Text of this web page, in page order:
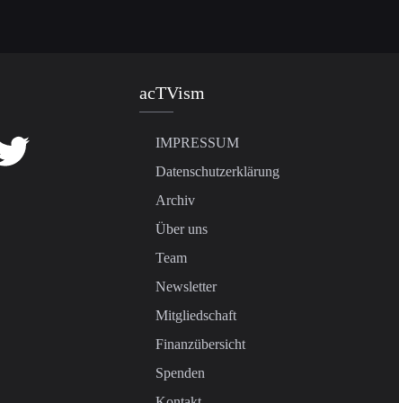
acTVism
IMPRESSUM
Datenschutzerklärung
Archiv
Über uns
Team
Newsletter
Mitgliedschaft
Finanzübersicht
Spenden